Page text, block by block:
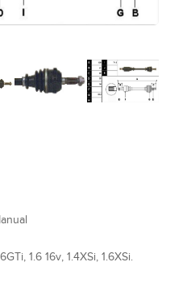
1.6 16v, 1.4XSi, 1.6XSi.